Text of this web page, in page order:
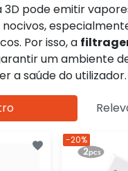
3D pode emitir
Por isso, a
um ambiente
a saúde do utilizador.
-20%